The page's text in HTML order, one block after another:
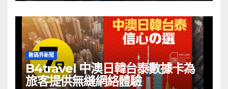
數碼界新聞
B4travel 中澳日韓台泰數據卡為
旅客提供無縫網絡體驗